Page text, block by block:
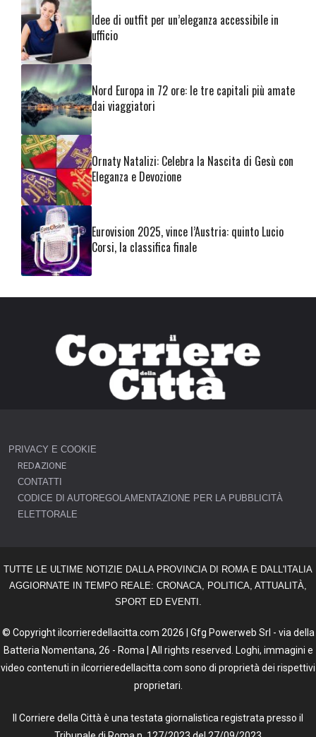
Idee di outfit per un’eleganza accessibile in
ufficio
Nord Europa in 72 ore: le tre capitali più amate
dai viaggiatori
Ornaty Natalizi: Celebra la Nascita di Gesù con
Eleganza e Devozione
Eurovision 2025, vince l’Austria: quinto Lucio
Corsi, la classifica finale
PRIVACY E COOKIE
REDAZIONE
CONTATTI
CODICE DI AUTOREGOLAMENTAZIONE PER LA PUBBLICITÀ
ELETTORALE
TUTTE LE ULTIME NOTIZIE DALLA PROVINCIA DI ROMA E DALL'ITALIA
AGGIORNATE IN TEMPO REALE: CRONACA, POLITICA, ATTUALITÀ,
SPORT ED EVENTI.
© Copyright ilcorrieredellacitta.com 2026 | Gfg Powerweb Srl - via della
Batteria Nomentana, 26 - Roma | All rights reserved. Loghi, immagini e
video contenuti in ilcorrieredellacitta.com sono di proprietà dei rispettivi
proprietari.
Il Corriere della Città è una testata giornalistica registrata presso il